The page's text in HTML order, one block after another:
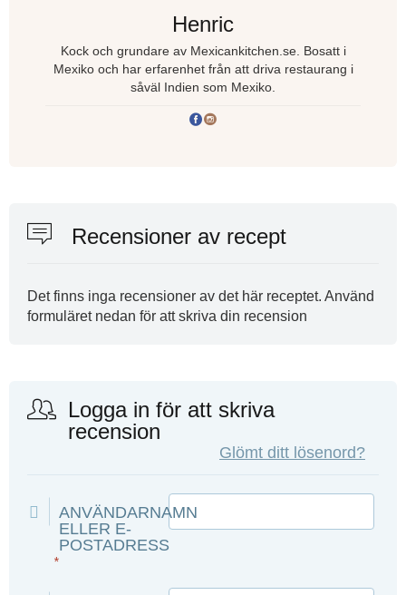
Henric
Kock och grundare av Mexicankitchen.se. Bosatt i
Mexiko och har erfarenhet från att driva restaurang i
såväl Indien som Mexiko.
Recensioner av recept
Det finns inga recensioner av det här receptet. Använd
formuläret nedan för att skriva din recension
Logga in för att skriva
recension
Glömt ditt lösenord?
ANVÄNDARNAMN
ELLER E-
POSTADRESS
*